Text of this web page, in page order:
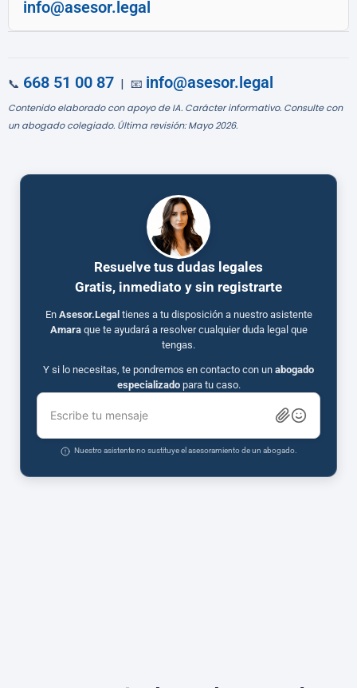
info@asesor.legal
📞 668 51 00 87 | 📧 info@asesor.legal
Contenido elaborado con apoyo de IA. Carácter informativo. Consulte con
un abogado colegiado. Última revisión: Mayo 2026.
Resuelve tus dudas legales
Gratis, inmediato y sin registrarte
En Asesor.Legal tienes a tu disposición a nuestro asistente
Amaraque te ayudará a resolver cualquier duda legal que
tengas.
Y si lo necesitas, te pondremos en contacto con un abogado
especializadopara tu caso.
Escribe tu mensaje
Nuestro asistente no sustituye el asesoramiento de un abogado.